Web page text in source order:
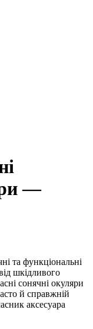
—
та функціональні
шкідливого
сонячні окуляри
й справжній
аксесуара